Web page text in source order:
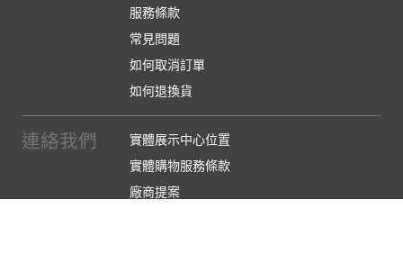
服務條款
常見問題
如何取消訂單
如何退換貨
連絡我們
實體展示中心位置
實體購物服務條款
廠商提案